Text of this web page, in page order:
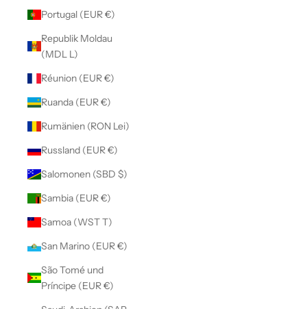
Portugal (EUR €)
Republik Moldau
(MDL L)
Réunion (EUR €)
Ruanda (EUR €)
Rumänien (RON Lei)
Russland (EUR €)
Salomonen (SBD $)
Sambia (EUR €)
Samoa (WST T)
San Marino (EUR €)
São Tomé und
Príncipe (EUR €)